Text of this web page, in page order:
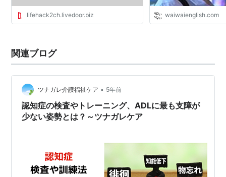
lifehack2ch.livedoor.biz waiwaienglish.com
関連ブログ
ツナガレ介護福祉ケア • 5年前
認知症の検査やトレーニング、ADLに最も支障が
少ない姿勢とは？～ツナガレケア